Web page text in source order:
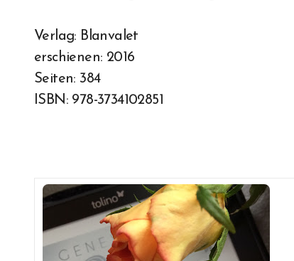
Verlag: Blanvalet
erschienen: 2016
Seiten: 384
ISBN: 978-3734102851